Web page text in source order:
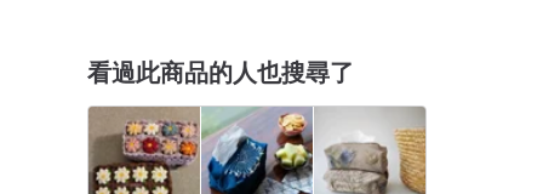
看過此商品的人也搜尋了